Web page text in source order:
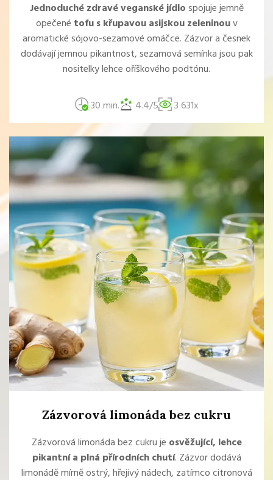
Jednoduché zdravé veganské jídlospojuje jemně
opečené tofu s křupavou asijskou zeleninouv
aromatické sójovo-sezamové omáčce. Zázvor a česnek
dodávají jemnou pikantnost, sezamová semínka jsou pak
nositelky lehce oříškového podtónu.
30 min. 4.4/5 3 631x
Zázvorová limonáda bez cukru
Zázvorová limonáda bez cukru je osvěžující, lehce
pikantní a plná přírodních chutí. Zázvor dodává
limonádě mírně ostrý, hřejivý nádech, zatímco citronová